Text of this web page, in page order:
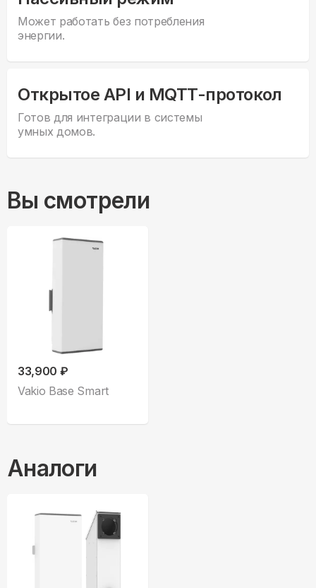
Может работать без потребления
энергии.
Открытое API и MQTT-протокол
Готов для интеграции в системы
умных домов.
Вы смотрели
33,900 ₽
Vakio Base Smart
Аналоги